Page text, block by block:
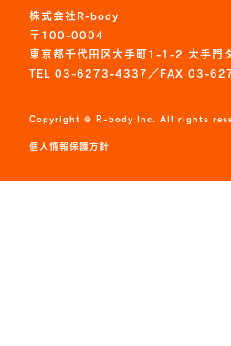
株式会社R-body
〒100-0004
東京都千代田区大手町1-1-2 大手門
TEL 03-6273-4337／FAX 03-
Copyright © R-body Inc. All rights
個人情報保護方針